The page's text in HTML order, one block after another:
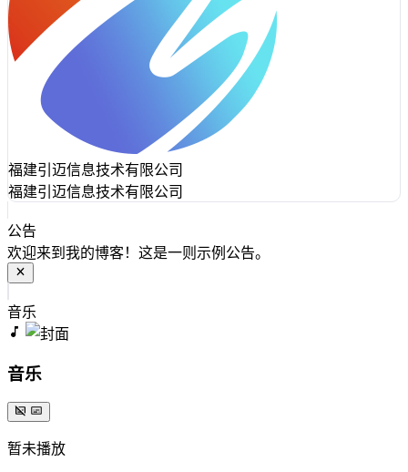
福建引迈信息技术有限公司
福建引迈信息技术有限公司
公告
欢迎来到我的博客！这是一则示例公告。
音乐
音乐
暂未播放